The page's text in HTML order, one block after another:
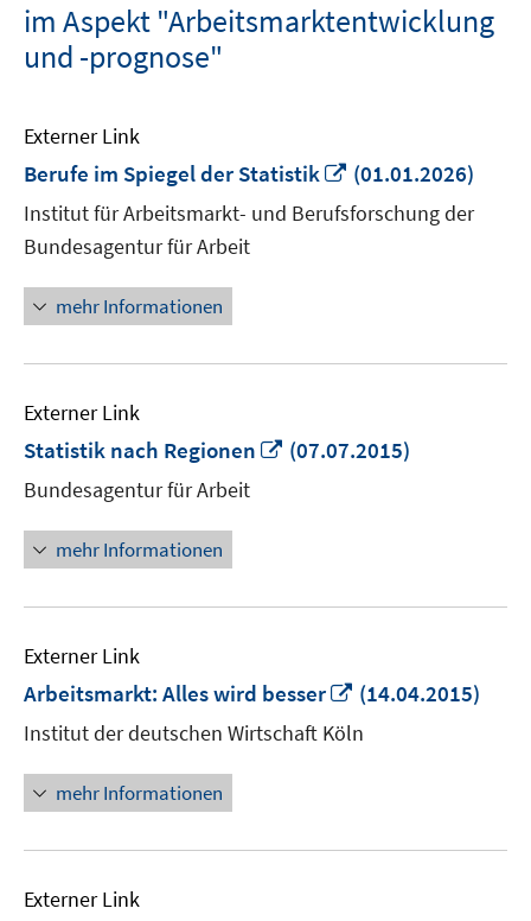
im Aspekt "Arbeitsmarktentwicklung
und -prognose"
Externer Link
Berufe im Spiegel der Statistik
In
neuem
Fenster
(01.01.2026)
Institut für Arbeitsmarkt- und Berufsforschung der
Bundesagentur für Arbeit
mehr Informationen
Externer Link
Statistik nach Regionen
In
(07.07.2015)
Bundesagentur für Arbeit
mehr Informationen
Externer Link
Arbeitsmarkt: Alles wird besser
In
Fenster
(14.04.2015)
Institut der deutschen Wirtschaft Köln
mehr Informationen
Externer Link